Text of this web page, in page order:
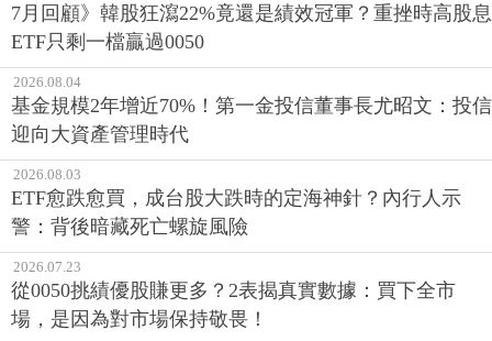
7月回顧》韓股狂瀉22%竟還是績效冠軍？重挫時高股息
ETF只剩一檔贏過0050
2026.08.04
基金規模2年增近70%！第一金投信董事長尤昭文：投信
迎向大資產管理時代
2026.08.03
ETF愈跌愈買，成台股大跌時的定海神針？內行人示
警：背後暗藏死亡螺旋風險
2026.07.23
從0050挑績優股賺更多？2表揭真實數據：買下全市
場，是因為對市場保持敬畏！